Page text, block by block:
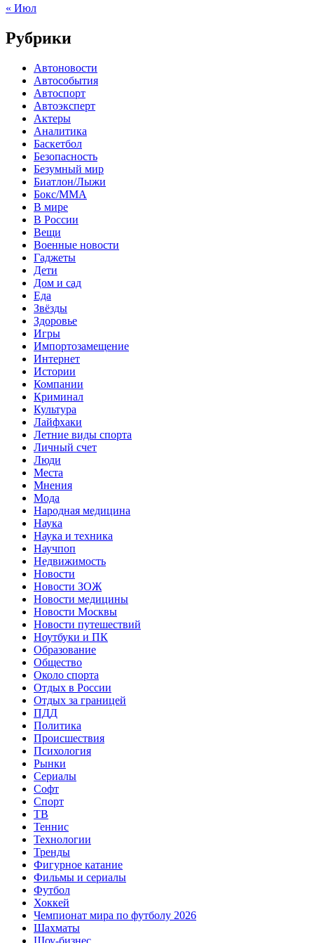
« Июл
Рубрики
Автоновости
Автособытия
Автоспорт
Автоэксперт
Актеры
Аналитика
Баскетбол
Безопасность
Безумный мир
Биатлон/Лыжи
Бокс/MMA
В мире
В России
Вещи
Военные новости
Гаджеты
Дети
Дом и сад
Еда
Звёзды
Здоровье
Игры
Импортозамещение
Интернет
Истории
Компании
Криминал
Культура
Лайфхаки
Летние виды спорта
Личный счет
Люди
Места
Мнения
Мода
Народная медицина
Наука
Наука и техника
Научпоп
Недвижимость
Новости
Новости ЗОЖ
Новости медицины
Новости Москвы
Новости путешествий
Ноутбуки и ПК
Образование
Общество
Около спорта
Отдых в России
Отдых за границей
ПДД
Политика
Происшествия
Психология
Рынки
Сериалы
Софт
Спорт
ТВ
Теннис
Технологии
Тренды
Фигурное катание
Фильмы и сериалы
Футбол
Хоккей
Чемпионат мира по футболу 2026
Шахматы
Шоу-бизнес